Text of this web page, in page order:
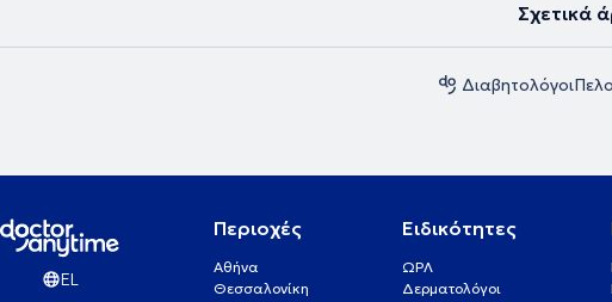
Σχετικά
Διαβητολόγοι
EL
Περιοχές
Αθήνα
Θεσσαλονίκη
Ειδικότητες
ΩΡΛ
Δερματολόγοι